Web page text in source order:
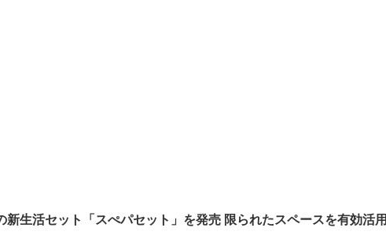
生活セット「スぺパセット」を発売 限られたスペースを有効活用